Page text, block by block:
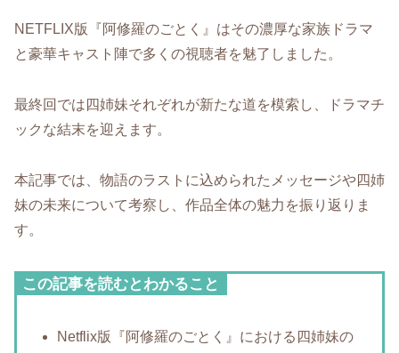
NETFLIX版『阿修羅のごとく』はその濃厚な家族ドラマ
と豪華キャスト陣で多くの視聴者を魅了しました。
最終回では四姉妹それぞれが新たな道を模索し、ドラマチ
ックな結末を迎えます。
本記事では、物語のラストに込められたメッセージや四姉
妹の未来について考察し、作品全体の魅力を振り返りま
す。
この記事を読むとわかること
Netflix版『阿修羅のごとく』における四姉妹の